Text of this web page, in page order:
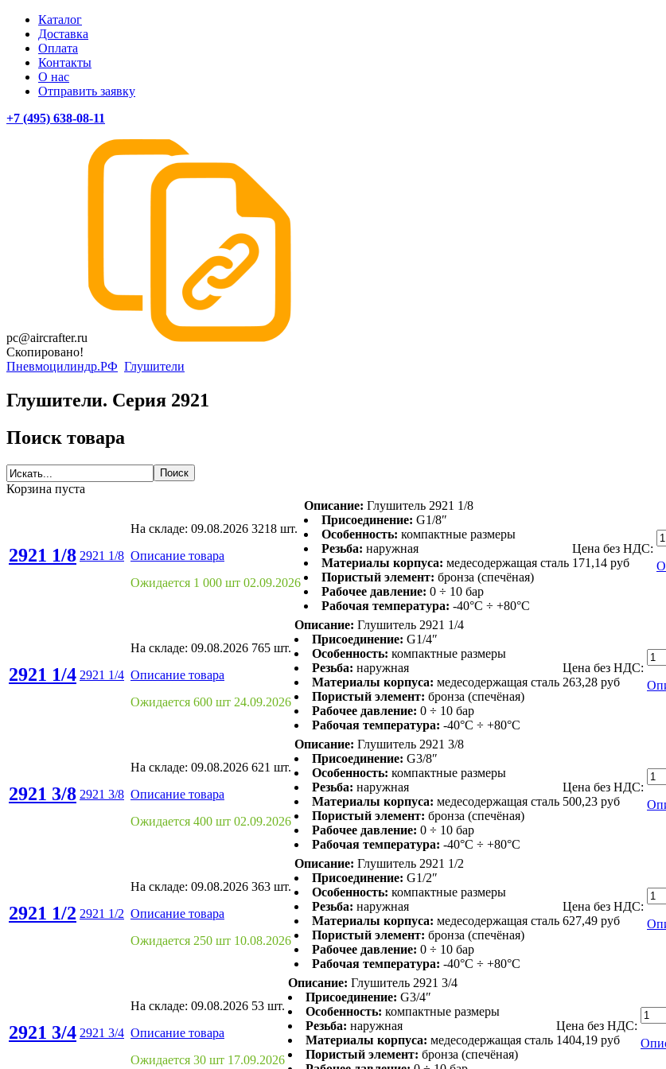
Каталог
Доставка
Оплата
Контакты
О нас
Отправить заявку
+7 (495) 638-08-11
pc@aircrafter.ru
Скопировано!
Пневмоцилиндр.РФ Глушители
Глушители. Серия 2921
Поиск товара
Корзина пуста
2921 1/8 2921 1/8
На складе: 09.08.2026 3218 шт.
Описание товара
Ожидается 1 000 шт 02.09.2026
Описание: Глушитель 2921 1/8
Присоединение: G1/8″
Особенность: компактные размеры
Резьба: наружная
Материалы корпуса: медесодержащая сталь
Пористый элемент: бронза (спечёная)
Рабочее давление: 0 ÷ 10 бар
Рабочая температура: -40°C ÷ +80°C
Цена без НДС:
171,14 руб
2921 1/4 2921 1/4
На складе: 09.08.2026 765 шт.
Описание товара
Ожидается 600 шт 24.09.2026
Описание: Глушитель 2921 1/4
Присоединение: G1/4″
Особенность: компактные размеры
Резьба: наружная
Материалы корпуса: медесодержащая сталь
Пористый элемент: бронза (спечёная)
Рабочее давление: 0 ÷ 10 бар
Рабочая температура: -40°C ÷ +80°C
Цена без НДС:
263,28 руб
2921 3/8 2921 3/8
На складе: 09.08.2026 621 шт.
Описание товара
Ожидается 400 шт 02.09.2026
Описание: Глушитель 2921 3/8
Присоединение: G3/8″
Особенность: компактные размеры
Резьба: наружная
Материалы корпуса: медесодержащая сталь
Пористый элемент: бронза (спечёная)
Рабочее давление: 0 ÷ 10 бар
Рабочая температура: -40°C ÷ +80°C
Цена без НДС:
500,23 руб
2921 1/2 2921 1/2
На складе: 09.08.2026 363 шт.
Описание товара
Ожидается 250 шт 10.08.2026
Описание: Глушитель 2921 1/2
Присоединение: G1/2″
Особенность: компактные размеры
Резьба: наружная
Материалы корпуса: медесодержащая сталь
Пористый элемент: бронза (спечёная)
Рабочее давление: 0 ÷ 10 бар
Рабочая температура: -40°C ÷ +80°C
Цена без НДС:
627,49 руб
2921 3/4 2921 3/4
На складе: 09.08.2026 53 шт.
Описание товара
Ожидается 30 шт 17.09.2026
Описание: Глушитель 2921 3/4
Присоединение: G3/4″
Особенность: компактные размеры
Резьба: наружная
Материалы корпуса: медесодержащая сталь
Пористый элемент: бронза (спечёная)
Цена без НДС:
1404,19 руб